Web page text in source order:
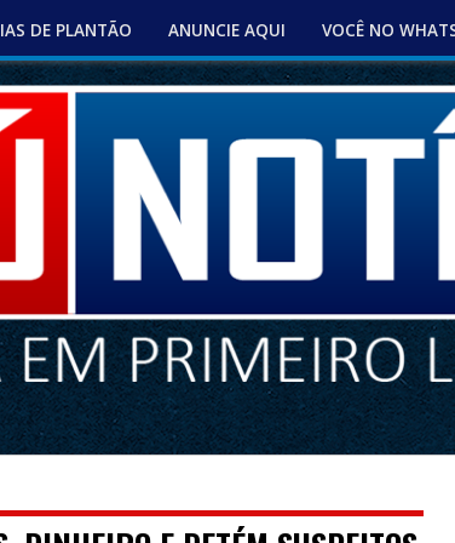
DE PLANTÃO ANUNCIE AQUI VOCÊ NO